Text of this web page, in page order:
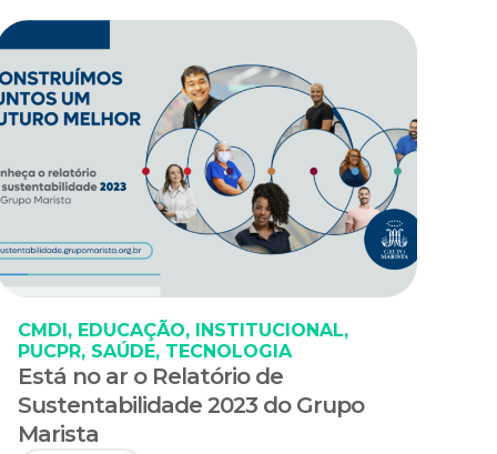
CMDI, EDUCAÇÃO, INSTITUCIONAL,
PUCPR, SAÚDE, TECNOLOGIA
Está no ar o Relatório de
Sustentabilidade 2023 do Grupo
Marista